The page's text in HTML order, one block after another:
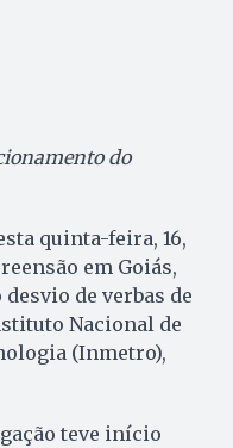
do
quinta-feira, 16,
em Goiás,
de verbas de
Nacional de
(Inmetro),
teve início